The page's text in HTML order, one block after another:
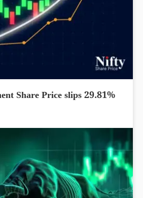
Share Price slips 29.81%